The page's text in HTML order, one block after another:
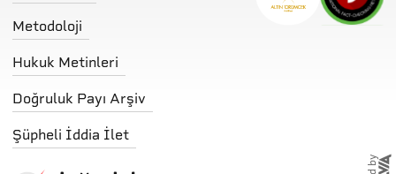
Metodoloji
Hukuk Metinleri
Doğruluk Payı Arşiv
Şüpheli İddia İlet